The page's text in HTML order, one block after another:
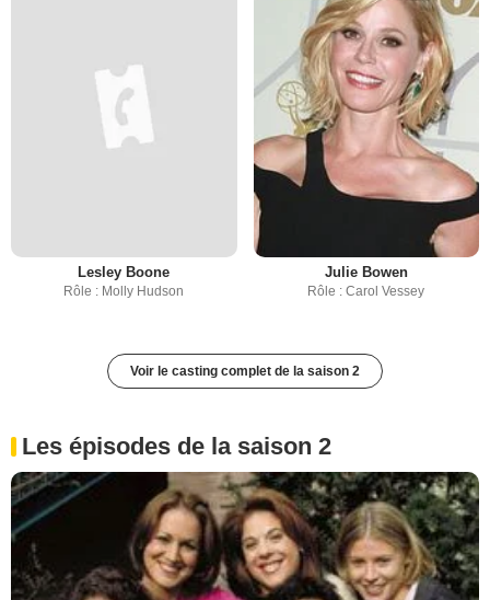
Lesley Boone
Rôle : Molly Hudson
Julie Bowen
Rôle : Carol Vessey
Voir le casting complet de la saison 2
Les épisodes de la saison 2